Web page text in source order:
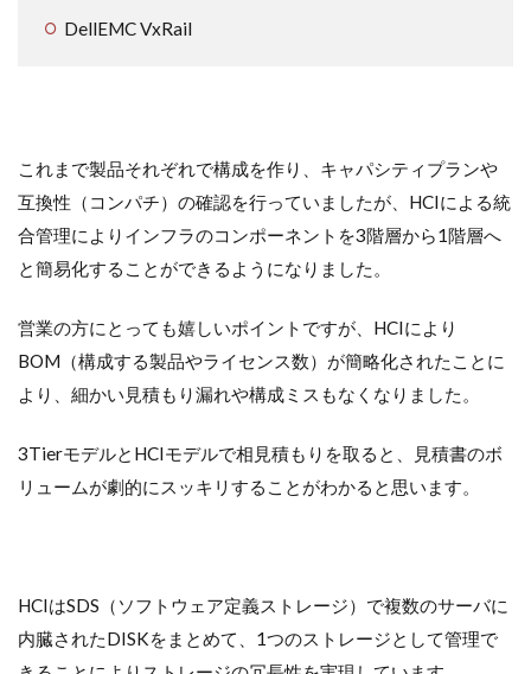
DellEMC VxRail
これまで製品それぞれで構成を作り、キャパシティプランや
互換性（コンパチ）の確認を行っていましたが、HCIによる統
合管理によりインフラのコンポーネントを3階層から1階層へ
と簡易化することができるようになりました。
営業の方にとっても嬉しいポイントですが、HCIにより
BOM（構成する製品やライセンス数）が簡略化されたことに
より、細かい見積もり漏れや構成ミスもなくなりました。
3TierモデルとHCIモデルで相見積もりを取ると、見積書のボ
リュームが劇的にスッキリすることがわかると思います。
HCIはSDS（ソフトウェア定義ストレージ）で複数のサーバに
内臓されたDISKをまとめて、1つのストレージとして管理で